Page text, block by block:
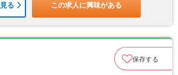
る この求人に興味がある
保存する